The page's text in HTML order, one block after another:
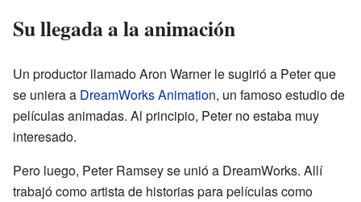
Su llegada a la animación
Un productor llamado Aron Warner le sugirió a Peter que
se uniera a DreamWorks Animation, un famoso estudio de
películas animadas. Al principio, Peter no estaba muy
interesado.
Pero luego, Peter Ramsey se unió a DreamWorks. Allí
trabajó como artista de historias para películas como